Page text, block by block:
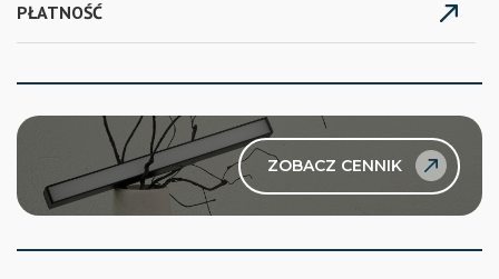
PŁATNOŚĆ
ZOBACZ CENNIK